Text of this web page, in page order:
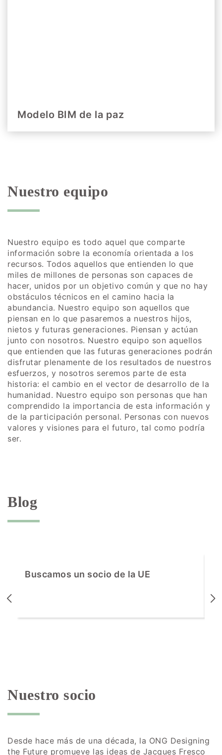
Modelo BIM de la paz
Nuestro equipo
Nuestro equipo es todo aquel que comparte
información sobre la economía orientada a los
recursos. Todos aquellos que entienden lo que
miles de millones de personas son capaces de
hacer, unidos por un objetivo común y que no hay
obstáculos técnicos en el camino hacia la
abundancia. Nuestro equipo son aquellos que
piensan en lo que pasaremos a nuestros hijos,
nietos y futuras generaciones. Piensan y actúan
junto con nosotros. Nuestro equipo son aquellos
que entienden que las futuras generaciones podrán
disfrutar plenamente de los resultados de nuestros
esfuerzos, y nosotros seremos parte de esta
historia: el cambio en el vector de desarrollo de la
humanidad. Nuestro equipo son personas que han
comprendido la importancia de esta información y
de la participación personal. Personas con nuevos
valores y visiones para el futuro, tal como podría
ser.
Blog
Buscamos un socio de la UE
Nuestro socio
Desde hace más de una década, la ONG Designing
the Future promueve las ideas de Jacques Fresco